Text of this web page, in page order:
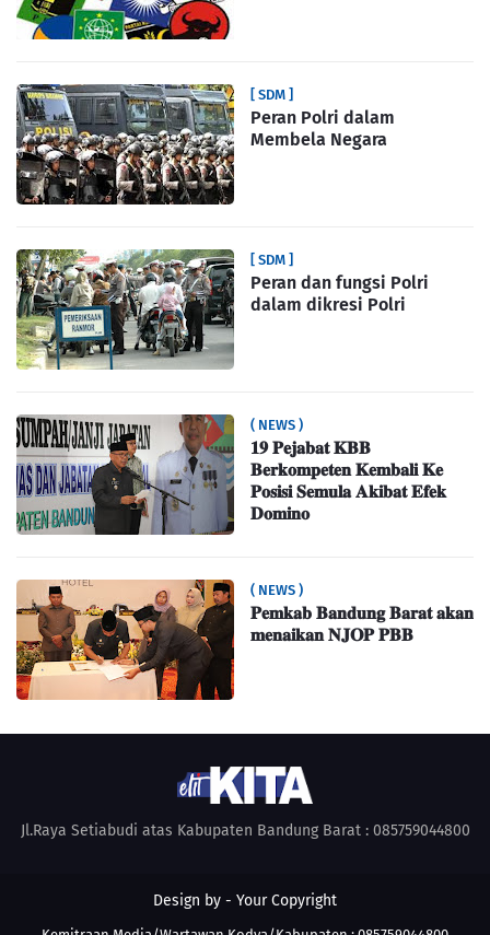
[ SDM ]
Peran Polri dalam
Membela Negara
[ SDM ]
Peran dan fungsi Polri
dalam dikresi Polri
( NEWS )
𝟏𝟗 𝐏𝐞𝐣𝐚𝐛𝐚𝐭 𝐊𝐁𝐁
𝐁𝐞𝐫𝐤𝐨𝐦𝐩𝐞𝐭𝐞𝐧 𝐊𝐞𝐦𝐛𝐚𝐥𝐢 𝐊𝐞
𝐏𝐨𝐬𝐢𝐬𝐢 𝐒𝐞𝐦𝐮𝐥𝐚 𝐀𝐤𝐢𝐛𝐚𝐭 𝐄𝐟𝐞𝐤
𝐃𝐨𝐦𝐢𝐧𝐨
( NEWS )
𝐏𝐞𝐦𝐤𝐚𝐛 𝐁𝐚𝐧𝐝𝐮𝐧𝐠 𝐁𝐚𝐫𝐚𝐭 𝐚𝐤𝐚𝐧
𝐦𝐞𝐧𝐚𝐢𝐤𝐚𝐧 𝐍𝐉𝐎𝐏 𝐏𝐁𝐁
Jl.Raya Setiabudi atas Kabupaten Bandung Barat : 085759044800
Design by - Your Copyright